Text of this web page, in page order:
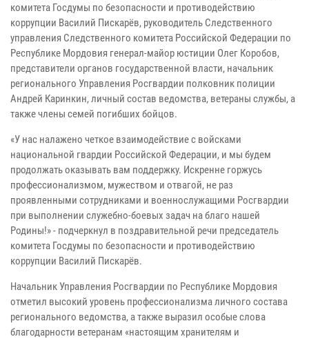
комитета Госдумы по безопасности и противодействию
коррупции Василий Пискарёв, руководитель Следственного
управления Следственного комитета Российской Федерации по
Республике Мордовия генерал-майор юстиции Олег Коробов,
представители органов государственной власти, начальник
регионального Управления Росгвардии полковник полиции
Андрей Каринкин, личный состав ведомства, ветераны службы, а
также члены семей погибших бойцов.
«У нас налажено четкое взаимодействие с войсками
национальной гвардии Российской Федерации, и мы будем
продолжать оказывать вам поддержку. Искренне горжусь
профессионализмом, мужеством и отвагой, не раз
проявленными сотрудниками и военнослужащими Росгвардии
при выполнении служебно-боевых задач на благо нашей
Родины!» - подчеркнул в поздравительной речи председатель
комитета Госдумы по безопасности и противодействию
коррупции Василий Пискарёв.
Начальник Управления Росгвардии по Республике Мордовия
отметил высокий уровень профессионализма личного состава
регионального ведомства, а также выразил особые слова
благодарности ветеранам «настоящим хранителям и